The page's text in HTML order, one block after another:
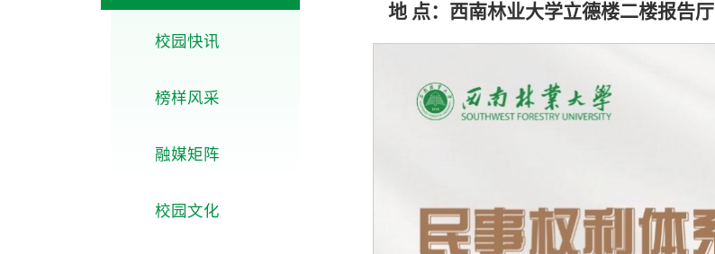
校园快讯
榜样风采
融媒矩阵
校园文化
地 点：西南林业大学立德楼二楼报告厅